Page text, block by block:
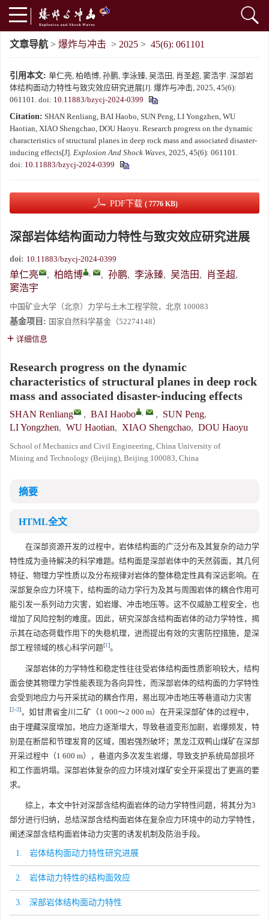
文章导航 > 爆炸与冲击 > 2025 > 45(6): 061101
引用本文: 单仁亮, 柏皓博, 孙鹏, 李泳臻, 吴浩田, 肖圣超, 窦浩宇. 深部岩
体结构面动力特性与致灾效应研究进展[J]. 爆炸与冲击, 2025, 45(6):
061101. doi: 10.11883/bzycj-2024-0399
Citation: SHAN Renliang, BAI Haobo, SUN Peng, LI Yongzhen, WU
Haotian, XIAO Shengchao, DOU Haoyu. Research progress on the dynamic
characteristics of structural planes in deep rock mass and associated disaster-
inducing effects[J]. Explosion And Shock Waves, 2025, 45(6): 061101.
doi: 10.11883/bzycj-2024-0399
PDF下载 ( 7776 KB)
深部岩体结构面动力特性与致灾效应研究进展
doi: 10.11883/bzycj-2024-0399
单仁亮 , 柏皓博 , , 孙鹏, 李泳臻, 吴浩田, 肖圣超,
窦浩宇
中国矿业大学（北京）力学与土木工程学院，北京 100083
基金项目: 国家自然科学基金（52274148）
详细信息
Research progress on the dynamic
characteristics of structural planes in deep rock
mass and associated disaster-inducing effects
SHAN Renliang , BAI Haobo , , SUN Peng,
LI Yongzhen, WU Haotian, XIAO Shengchao, DOU Haoyu
School of Mechanics and Civil Engineering, China University of
Mining and Technology (Beijing), Beijing 100083, China
摘要
HTML全文
在深部资源开发的过程中，岩体结构面的广泛分布及其复杂的动力学
特性成为亟待解决的科学难题。结构面是深部岩体中的天然弱面，其几何
特征、物理力学性质以及分布规律对岩体的整体稳定性具有深远影响。在
深部复杂应力环境下，结构面的动力学行为及其与周围岩体的耦合作用可
能引发一系列动力灾害，如岩爆、冲击地压等。这不仅威胁工程安全，也
增加了风险控制的难度。因此，研究深部含结构面岩体的动力学特性，揭
示其在动态荷载作用下的失稳机理，进而提出有效的灾害防控措施，是深
部工程领域的核心科学问题[1]。
深部岩体的力学特性和稳定性往往受岩体结构面性质影响较大，结构
面会使其物理力学性能表现为各向异性，而深部岩体的结构面的力学特性
会受到地应力与开采扰动的耦合作用，易出现冲击地压等巷道动力灾害
[2-3]，如甘肃省金川二矿（1 000～2 000 m）在开采深部矿体的过程中，
由于埋藏深度增加，地应力逐渐增大，导致巷道变形加剧，岩爆频发，特
别是在断层和节理发育的区域，围岩强烈破坏；黑龙江双鸭山煤矿在深部
开采过程中（1 600 m），巷道内多次发生岩爆，导致支护系统局部损坏
和工作面坍塌。深部岩体复杂的应力环境对煤矿安全开采提出了更高的要
求。
综上，本文中针对深部含结构面岩体的动力学特性问题，将其分为3
部分进行归纳，总结深部含结构面岩体在复杂应力环境中的动力学特性，
阐述深部含结构面岩体动力灾害的诱发机制及防治手段。
1. 岩体结构面动力特性研究进展
2. 岩体动力特性的结构面效应
3. 深部岩体结构面动力特性